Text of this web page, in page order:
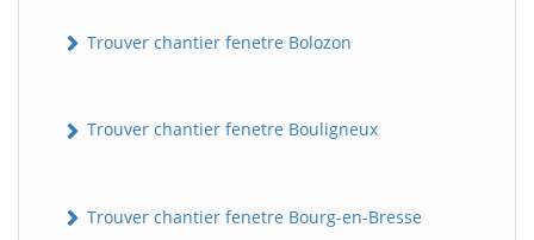
Trouver chantier fenetre Bolozon
Trouver chantier fenetre Bouligneux
Trouver chantier fenetre Bourg-en-Bresse